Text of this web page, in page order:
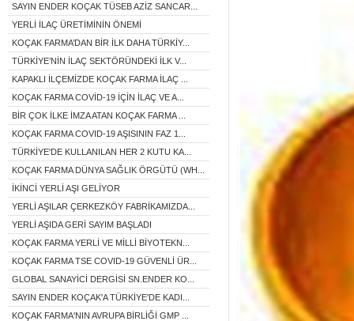
SAYIN ENDER KOÇAK TÜSEB AZİZ SANCAR...
YERLİ İLAÇ ÜRETİMİNİN ÖNEMİ
KOÇAK FARMA’DAN BİR İLK DAHA TÜRKİY...
TÜRKİYE’NİN İLAÇ SEKTÖRÜNDEKİ İLK V...
KAPAKLI İLÇEMİZDE KOÇAK FARMA İLAÇ ...
KOÇAK FARMA COVİD-19 İÇİN İLAÇ VE A...
BİR ÇOK İLKE İMZA ATAN KOÇAK FARMA ...
KOÇAK FARMA COVID-19 AŞISININ FAZ 1...
TÜRKİYE'DE KULLANILAN HER 2 KUTU KA...
KOÇAK FARMA DÜNYA SAĞLIK ÖRGÜTÜ (WH...
İKİNCİ YERLİ AŞI GELİYOR
YERLİ AŞILAR ÇERKEZKÖY FABRİKAMIZDA...
YERLİ AŞIDA GERİ SAYIM BAŞLADI
KOÇAK FARMA YERLİ VE MİLLİ BİYOTEKN...
KOÇAK FARMA TSE COVID-19 GÜVENLİ ÜR...
GLOBAL SANAYİCİ DERGİSİ SN.ENDER KO...
SAYIN ENDER KOÇAK'A TÜRKİYE'DE KADI...
KOÇAK FARMA'NIN AVRUPA BİRLİĞİ GMP ...